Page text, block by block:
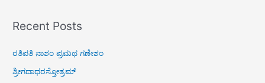
Recent Posts
ರತಿಪತಿ ನಾಶಂ ಪ್ರಮಥ ಗಣೇಶಂ
ಶ್ರೀಗದಾಧರಸ್ತೋತ್ರಮ್